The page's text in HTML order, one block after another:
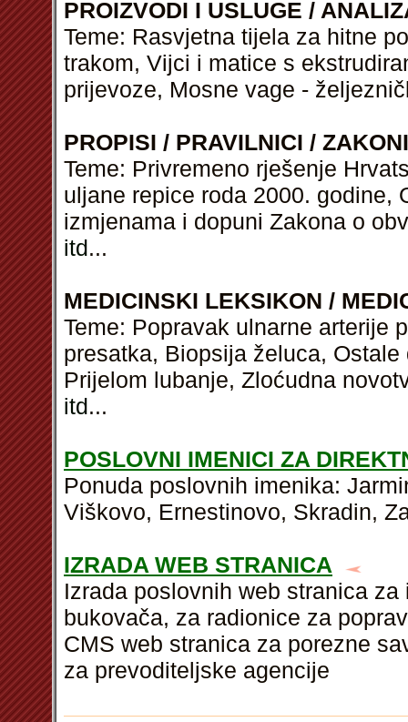
PROIZVODI I USLUGE /
Teme: Rasvjetna tijela za hitne
trakom, Vijci i matice s
prijevoze, Mosne vage -
PROPISI / PRAVILNICI / ZAKONI
Teme: Privremeno rješenje
uljane repice roda 2000. godine,
izmjenama i dopuni Zakona o
itd...
MEDICINSKI LEKSIKON /
Teme: Popravak ulnarne arterije
presatka, Biopsija želuca,
Prijelom lubanje, Zloćudna
itd...
POSLOVNI IMENICI ZA
Ponuda poslovnih imenika:
Viškovo, Ernestinovo, Skradin,
IZRADA WEB STRANICA
Izrada poslovnih web stranica
bukovača, za radionice za
CMS web stranica za porezne
za prevoditeljske agencije